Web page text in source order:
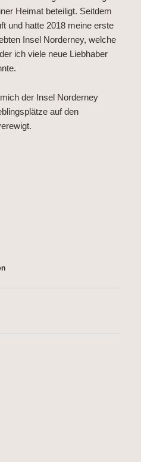
Heimat beteiligt. Seitdem
und hatte 2018 meine erste
Insel Norderney, welche
ich viele neue Liebhaber
der Insel Norderney
auf den